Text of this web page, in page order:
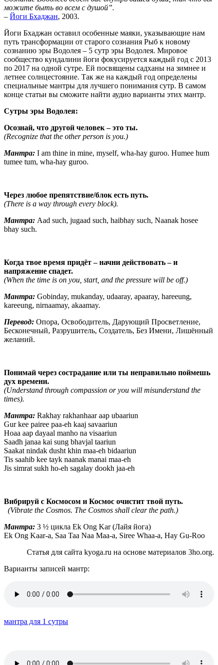
можите быть во всем с душой”.
– Йоги Бхаджан, 2003.
Йоги Бхаджан оставил особенные маяки, указывающие нам
путь трансформации от старого сознания Рыб к новому
сознанию эры Водолея – 5 сутр эры Водолея. Мировое
сообщество кундалини йоги фокусируется каждый год с 2013
по 2017 на одной сутре. Ей посвящены садханы на зимнее и
летнее солнцестояние. Так же на каждый год определены
специальные мантры для лучшего понимания сутр. В самом
конце статьи вы сможите найти аудио варианты этих мантр.
Сутры эры Водолея:
Осознай, что другой человек – это ты.
(Recognize that the other person is you.)
Мантра: I am thine in mine, myself, wha-hay guroo. Humee hum
tumee tum, wha-hay guroo.
Через любое препятствие/блок есть путь.
(There is a way through every block).
Мантра: Aad such, jugaad such, haibhay such, Naanak hosee
bhay such.
Когда твое время придёт – начни действовать – и
напряжение спадет.
(When the time is on you, start, and the pressure will be off.)
Мантра: Gobinday, mukanday, udaaray, apaaray, hareeung,
kareeung, nirnaamay, akaamay.
Перевод: Опора, Освободитель, Дарующий Просветление,
Бесконечный, Разрушитель, Создатель, Без Имени, Лишённый
желаний.
Понимай через сострадание или ты неправильно поймешь
дух времени.
(Understand through compassion or you will misunderstand the
times).
Мантра: Rakhay rakhanhaar aap ubaariun
Gur kee pairee paa-eh kaaj savaariun
Hoaa aap dayaal manho na visaariun
Saadh janaa kai sung bhavjal taariun
Saakat nindak dusht khin maa-eh bidaariun
Tis saahib kee tayk naanak manai maa-eh
Jis simrat sukh ho-eh sagalay dookh jaa-eh
Вибрируй с Космосом и Космос очистит твой путь.
(Vibrate the Cosmos. The Cosmos shall clear the path.)
Мантра: 3 ½ цикла Ek Ong Kar (Лайя йога)
Ek Ong Kaar-a, Saa Taa Naa Maa-a, Siree Whaa-a, Hay Gu-Roo
Статья для сайта kyoga.ru на основе материалов 3ho.org.
Варианты записей мантр:
мантра для 1 сутры